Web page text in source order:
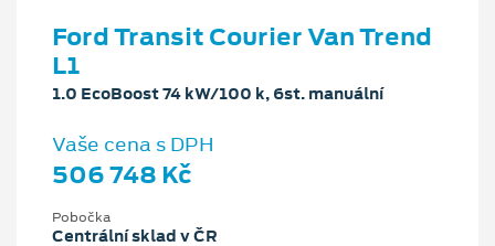
Ford Transit Courier Van Trend
L1
1.0 EcoBoost 74 kW/100 k, 6st. manuální
Vaše cena s DPH
506 748 Kč
Pobočka
Centrální sklad v ČR